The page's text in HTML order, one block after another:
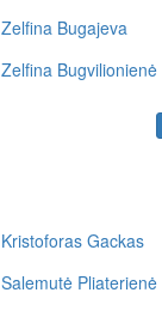
Zelfina Bugajeva
Zelfina Bugvilionienė
Kristoforas Gackas
Salemutė Pliaterienė